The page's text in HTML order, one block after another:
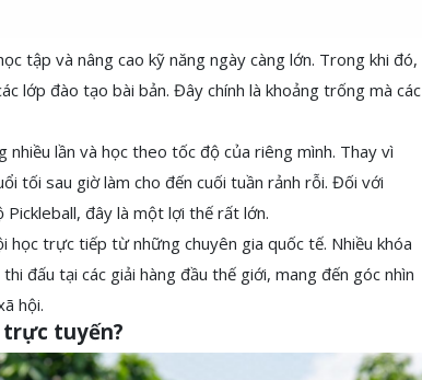
tập và nâng cao kỹ năng ngày càng lớn. Trong khi đó,
lớp đào tạo bài bản. Đây chính là khoảng trống mà các
lần và học theo tốc độ của riêng mình. Thay vì
tối sau giờ làm cho đến cuối tuần rảnh rỗi. Đối với
đây là một lợi thế rất lớn.
học trực tiếp từ những chuyên gia quốc tế. Nhiều khóa
đấu tại các giải hàng đầu thế giới, mang đến góc nhìn
hội.
trực tuyến?